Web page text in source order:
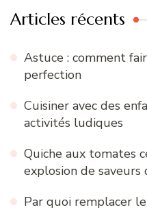
Articles récents
Astuce : comment
perfection
Cuisiner avec des
activités ludiques
Quiche aux tomates
explosion de saveurs
Par quoi remplacer